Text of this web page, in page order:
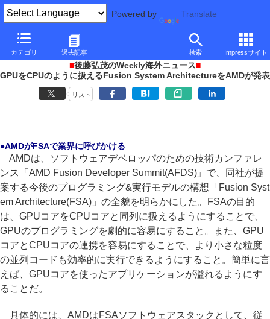
Powered by Translate
カテゴリ 過去記事 検索 Impressサイト
PC Watch イベント
■後藤弘茂のWeekly海外ニュース■
GPUをCPUのように扱えるFusion System ArchitectureをAMDが発表
リスト
●AMDがFSAで業界に呼びかける
AMDは、ソフトウェアデベロッパのための技術カンファレ
ンス「AMD Fusion Developer Summit(AFDS)」で、同社が提
案する今後のプログラミング&実行モデルの構想「Fusion Syst
em Architecture(FSA)」の全貌を明らかにした。FSAの目的
は、GPUコアをCPUコアと同列に扱えるようにすることで、
GPUのプログラミングを劇的に容易にすること。また、GPU
コアとCPUコアの連携を容易にすることで、より小さな粒度
の並列コードも効率的に実行できるようにすること。簡単に言
えば、GPUコアを使ったアプリケーションが溢れるようにす
ることだ。
具体的には、AMDはFSAソフトウェアスタックとして、従